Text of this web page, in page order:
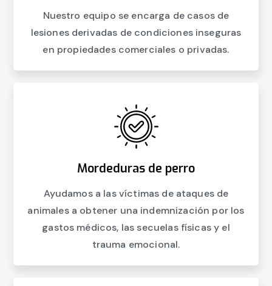
Nuestro equipo se encarga de casos de
lesiones derivadas de condiciones inseguras
en propiedades comerciales o privadas.
Mordeduras de perro
Ayudamos a las víctimas de ataques de
animales a obtener una indemnización por los
gastos médicos, las secuelas físicas y el
trauma emocional.